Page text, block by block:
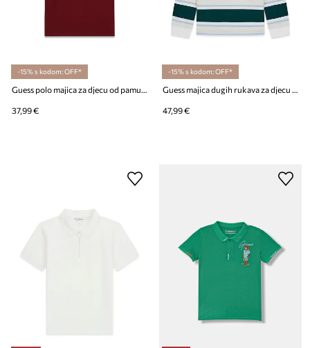
-15% s kodom: OFF*
Guess polo majica za djecu od pamuka
37,99 €
-15% s kodom: OFF*
Guess majica dugih rukava za djecu od pamuka
47,99 €